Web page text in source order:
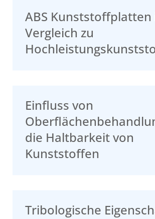
ABS Kunststoffplatten
Vergleich zu
Einfluss von
die Haltbarkeit von
Kunststoffen
Tribologische